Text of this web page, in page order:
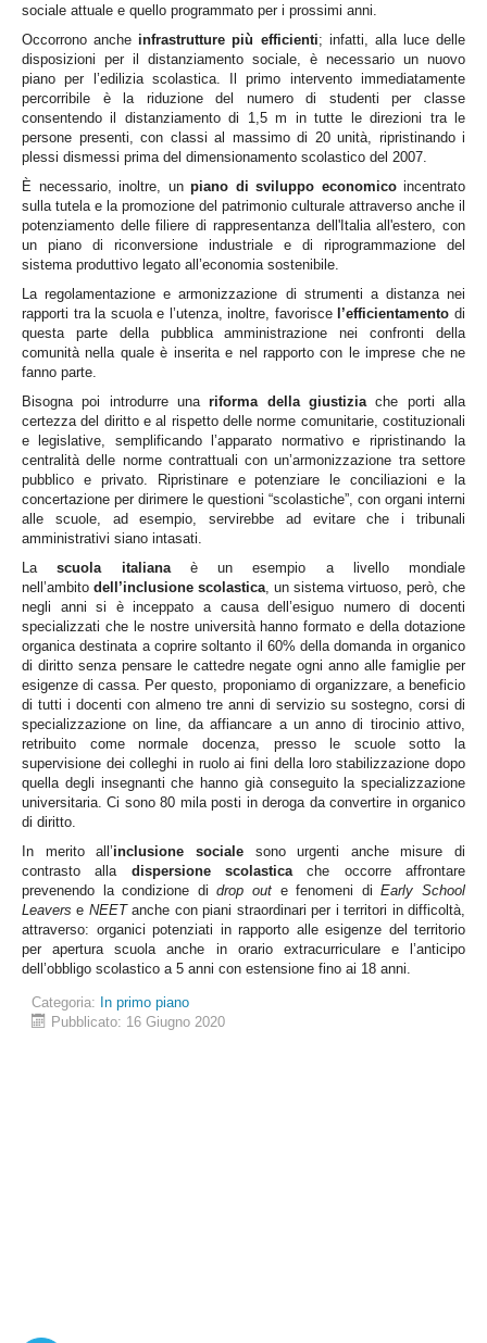
sociale attuale e quello programmato per i prossimi anni.
Occorrono anche infrastrutture più efficienti; infatti, alla luce delle
disposizioni per il distanziamento sociale, è necessario un nuovo
piano per l’edilizia scolastica. Il primo intervento immediatamente
percorribile è la riduzione del numero di studenti per classe
consentendo il distanziamento di 1,5 m in tutte le direzioni tra le
persone presenti, con classi al massimo di 20 unità, ripristinando i
plessi dismessi prima del dimensionamento scolastico del 2007.
È necessario, inoltre, un piano di sviluppo economicoincentrato
sulla tutela e la promozione del patrimonio culturale attraverso anche il
potenziamento delle filiere di rappresentanza dell'Italia all'estero, con
un piano di riconversione industriale e di riprogrammazione del
sistema produttivo legato all’economia sostenibile.
La regolamentazione e armonizzazione di strumenti a distanza nei
rapporti tra la scuola e l’utenza, inoltre, favorisce l’efficientamento di
questa parte della pubblica amministrazione nei confronti della
comunità nella quale è inserita e nel rapporto con le imprese che ne
fanno parte.
Bisogna poi introdurre unariforma della giustiziache porti alla
certezza del diritto e al rispetto delle norme comunitarie, costituzionali
e legislative, semplificando l’apparato normativo e ripristinando la
centralità delle norme contrattuali con un’armonizzazione tra settore
pubblico e privato. Ripristinare e potenziare le conciliazioni e la
concertazione per dirimere le questioni “scolastiche”, con organi interni
alle scuole, ad esempio, servirebbe ad evitare che i tribunali
amministrativi siano intasati.
Lascuola italianaè un esempio a livello mondiale
nell’ambito dell’inclusione scolastica, un sistema virtuoso, però, che
negli anni si è inceppato a causa dell’esiguo numero di docenti
specializzati che le nostre università hanno formato e della dotazione
organica destinata a coprire soltanto il 60% della domanda in organico
di diritto senza pensare le cattedre negate ogni anno alle famiglie per
esigenze di cassa. Per questo, proponiamo di organizzare, a beneficio
di tutti i docenti con almeno tre anni di servizio su sostegno, corsi di
specializzazione on line, da affiancare a un anno di tirocinio attivo,
retribuito come normale docenza, presso le scuole sotto
la
supervisione dei colleghi in ruolo ai fini della loro stabilizzazione dopo
quella degli insegnanti che hanno già conseguito la specializzazione
universitaria. Ci sono 80 mila posti in deroga da convertire in organico
di diritto.
In merito all’inclusione sociale sono urgenti anche misure di
contrasto alla dispersione scolasticache occorre affrontare
prevenendo la condizione didrop out e fenomeni diEarly School
Leavers e NEETanche con piani straordinari per i territori in difficoltà,
attraverso: organici potenziati in rapporto alle esigenze del territorio
per apertura scuola anche in orario extracurriculare e l’anticipo
dell’obbligo scolastico a 5 anni con estensione fino ai 18 anni.
Categoria: In primo piano
Pubblicato: 16 Giugno 2020